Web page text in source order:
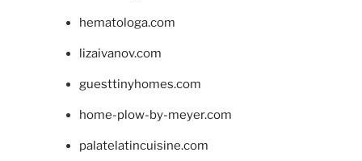
hematologa.com
lizaivanov.com
guesttinyhomes.com
home-plow-by-meyer.com
palatelatincuisine.com